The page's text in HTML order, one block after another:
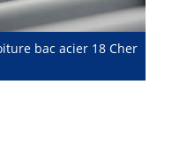
bac acier 18 Cher